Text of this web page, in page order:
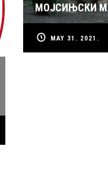
МОЈСИЊСКИ
MAY 31. 2021.